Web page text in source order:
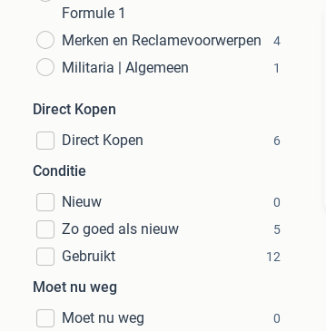
Formule 1
Merken en Reclamevoorwerpen 4
Militaria | Algemeen 1
Direct Kopen
Direct Kopen
6
Conditie
Nieuw
0
Zo goed als nieuw 5
Gebruikt 12
Moet nu weg
Moet nu weg
0